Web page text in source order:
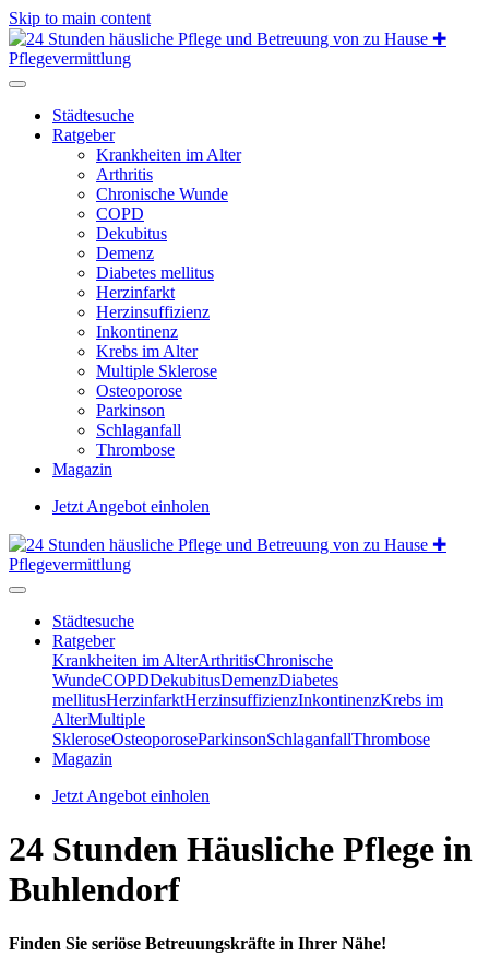
Skip to main content
Städtesuche
Ratgeber
Krankheiten im Alter
Arthritis
Chronische Wunde
COPD
Dekubitus
Demenz
Diabetes mellitus
Herzinfarkt
Herzinsuffizienz
Inkontinenz
Krebs im Alter
Multiple Sklerose
Osteoporose
Parkinson
Schlaganfall
Thrombose
Magazin
Jetzt Angebot einholen
Städtesuche
Ratgeber
Krankheiten im AlterArthritisChronische
WundeCOPDDekubitusDemenzDiabetes
mellitusHerzinfarktHerzinsuffizienzInkontinenzKrebs im
AlterMultiple
SkleroseOsteoporoseParkinsonSchlaganfallThrombose
Magazin
Jetzt Angebot einholen
24 Stunden Häusliche Pflege in
Buhlendorf
Finden Sie seriöse Betreuungskräfte in Ihrer Nähe!